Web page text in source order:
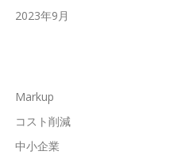
2023年9月
Markup
コスト削減
中小企業